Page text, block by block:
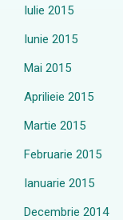
Iulie 2015
Iunie 2015
Mai 2015
Aprilieie 2015
Martie 2015
Februarie 2015
Ianuarie 2015
Decembrie 2014